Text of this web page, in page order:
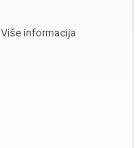
Više informacija